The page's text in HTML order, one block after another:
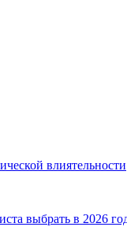
влиятельности
выбрать в 2026